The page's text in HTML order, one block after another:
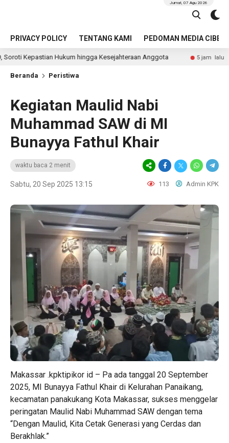
PRIVACY POLICY TENTANG KAMI PEDOMAN MEDIA CIBER
Jumat, 07 Agu 2026
Hukum hingga Kesejahteraan Anggota 5 jam lalu Identitas
Beranda Peristiwa
Kegiatan Maulid Nabi
Muhammad SAW di MI
Bunayya Fathul Khair
waktu baca 2 menit
Sabtu, 20 Sep 2025 13:15 113 Admin KPK
Makassar .kpktipikor id – Pa ada tanggal 20 September
2025, MI Bunayya Fathul Khair di Kelurahan Panaikang,
kecamatan panakukang Kota Makassar, sukses menggelar
peringatan Maulid Nabi Muhammad SAW dengan tema
“Dengan Maulid, Kita Cetak Generasi yang Cerdas dan
Berakhlak.”